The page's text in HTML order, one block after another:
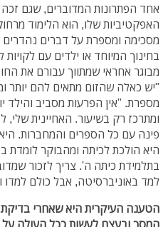
אחד הפתרונות המדוברים, שגם
האפקטיביות שלו, הוא הלימוד
מסכימה ומספרת על דברים נהדרים
בחינוך המיוחד או ילדים עם
מבוגר אחראי שמתווך עבורם את
"יש כאלה שהזום מתאים להם יותר
מספרת. "אין הפרעות מסביב
ומתרכז רק בשיעור. האחיינית
פינה עם כל הספרים והמחברות.
היא הולכת לכיתה ומהבוקר לומדת
בתלמידת כיתה ה'. צריך לזכור
למד באוניברסיטה, אבל כולם למדו
הטענה העיקרית היא שאחרי